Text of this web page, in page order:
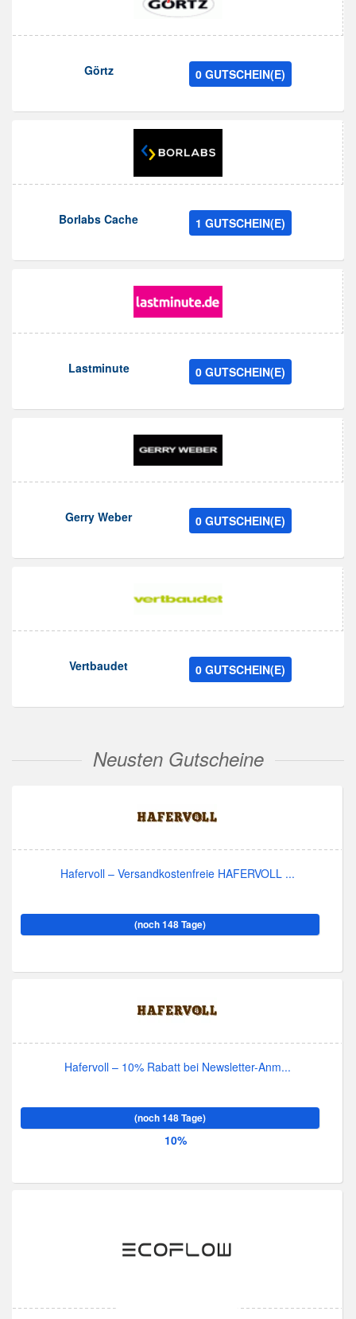
Görtz 0 GUTSCHEIN(E)
Borlabs Cache 1 GUTSCHEIN(E)
Lastminute 0 GUTSCHEIN(E)
Gerry Weber 0 GUTSCHEIN(E)
Vertbaudet 0 GUTSCHEIN(E)
Neusten Gutscheine
Hafervoll – Versandkostenfreie HAFERVOLL ...
(noch 148 Tage)
Hafervoll – 10% Rabatt bei Newsletter-Anm...
(noch 148 Tage)
10%